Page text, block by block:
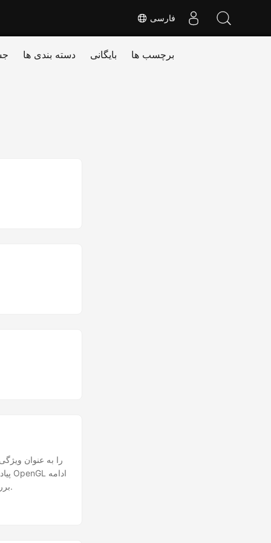
فارسی
دسته بندی ها بایگانی برچسب ها
دارد. همچنین وظایف مختلف مربوط به پشتیبانی SmartArt Cold Rendering بررسی و به دست آمد.